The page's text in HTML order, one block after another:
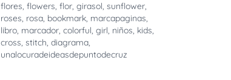
flores, flowers, flor, girasol, sunflower,
roses, rosa, bookmark, marcapaginas,
libro, marcador, colorful, girl, niños, kids,
cross, stitch, diagrama,
unalocuradeideasdepuntodecruz